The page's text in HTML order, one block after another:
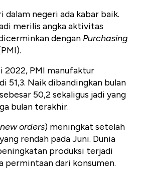
dalam negeri ada kabar baik.
merilis angka aktivitas
dengan Purchasing
2022, PMI manufaktur
51,3. Naik dibandingkan bulan
50,2 sekaligus jadi yang
bulan terakhir.
new orders) meningkat setelah
rendah pada Juni. Dunia
produksi terjadi
permintaan dari konsumen.